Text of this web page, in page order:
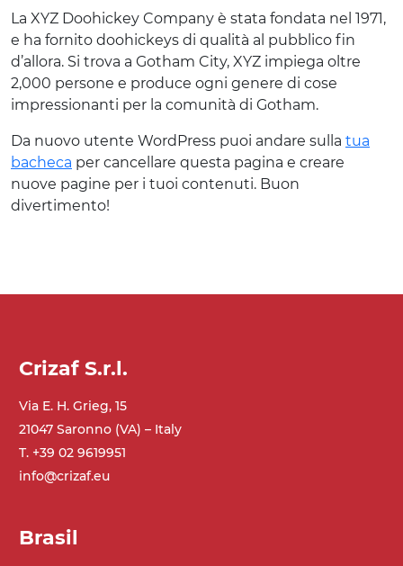
La XYZ Doohickey Company è stata fondata nel 1971,
e ha fornito doohickeys di qualità al pubblico fin
d’allora. Si trova a Gotham City, XYZ impiega oltre
2,000 persone e produce ogni genere di cose
impressionanti per la comunità di Gotham.
Da nuovo utente WordPress puoi andare sulla tua
bacheca per cancellare questa pagina e creare
nuove pagine per i tuoi contenuti. Buon
divertimento!
Crizaf S.r.l.
Via E. H. Grieg, 15
21047 Saronno (VA) – Italy
T. +39 02 9619951
info@crizaf.eu
Brasil